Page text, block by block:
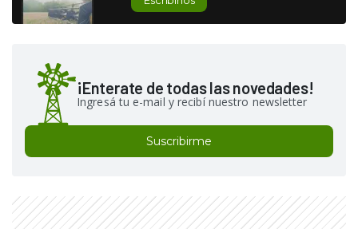
¡Enterate de todas las novedades!
Ingresá tu e-mail y recibí nuestro newsletter
Suscribirme